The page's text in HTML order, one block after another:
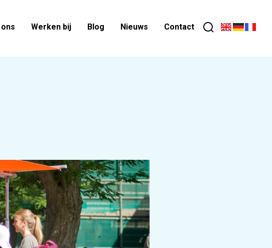
Werken bij Blog Nieuws Contact